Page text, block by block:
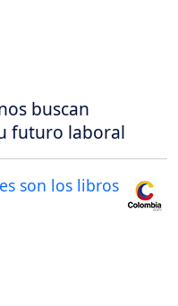
buscan
futuro laboral